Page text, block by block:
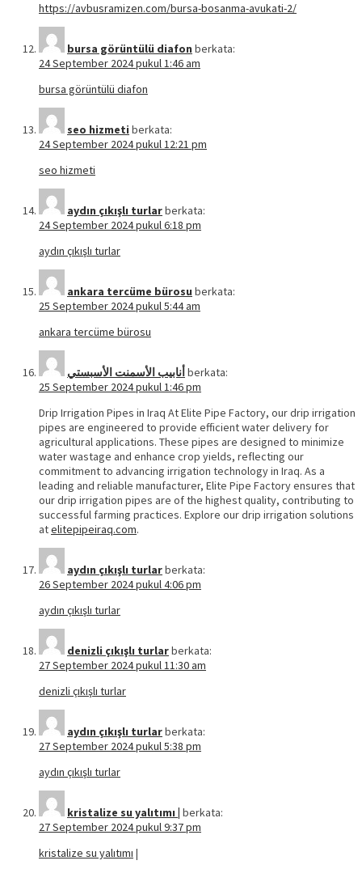
https://avbusramizen.com/bursa-bosanma-avukati-2/
bursa görüntülü diafon berkata:
24 September 2024 pukul 1:46 am
bursa görüntülü diafon
seo hizmeti berkata:
24 September 2024 pukul 12:21 pm
seo hizmeti
aydın çıkışlı turlarberkata:
24 September 2024 pukul 6:18 pm
aydın çıkışlı turlar
ankara tercüme bürosu berkata:
25 September 2024 pukul 5:44 am
ankara tercüme bürosu
أنابيب الأسمنت الأسبستي berkata:
25 September 2024 pukul 1:46 pm
Drip Irrigation Pipes in Iraq At Elite Pipe Factory, our drip irrigation
pipes are engineered to provide efficient water delivery for
agricultural applications. These pipes are designed to minimize
water wastage and enhance crop yields, reflecting our
commitment to advancing irrigation technology in Iraq. As a
leading and reliable manufacturer, Elite Pipe Factory ensures that
our drip irrigation pipes are of the highest quality, contributing to
successful farming practices. Explore our drip irrigation solutions
atelitepipeiraq.com.
aydın çıkışlı turlarberkata:
26 September 2024 pukul 4:06 pm
aydın çıkışlı turlar
denizli çıkışlı turlarberkata:
27 September 2024 pukul 11:30 am
denizli çıkışlı turlar
aydın çıkışlı turlarberkata:
27 September 2024 pukul 5:38 pm
aydın çıkışlı turlar
kristalize su yalıtımı | berkata:
27 September 2024 pukul 9:37 pm
kristalize su yalıtımı |